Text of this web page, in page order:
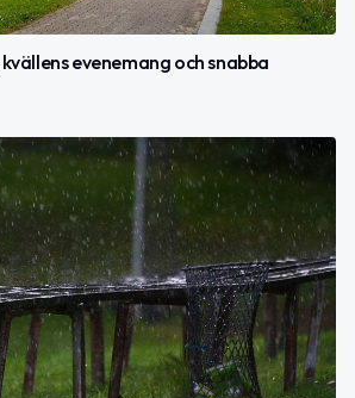
evenemang och snabba